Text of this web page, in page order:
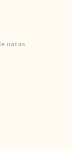
natas